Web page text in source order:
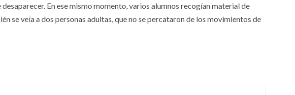
En ese mismo momento, varios alumnos recogían material de
se veía a dos personas adultas, que no se percataron de los movimientos de